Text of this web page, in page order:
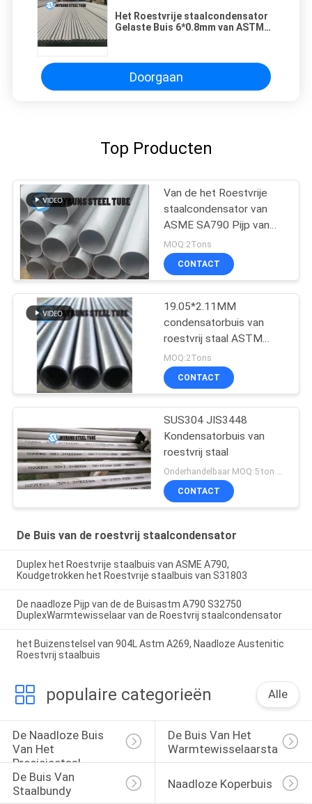
Het Roestvrije staalcondensator
Gelaste Buis 6*0.8mm van ASTM
Doorgaan
Top Producten
Van de het Roestvrije
staalcondensator van
ASME SA790 Pijp van
het de Buisuns S31500
de Duplexroestvrije staal
MOQ:2Tons
CONTACT
19.05*2.11MM
condensatorbuis van
roestvrij staal ASTM
A249 316 316L
MOQ:2Tons
CONTACT
SUS304 JIS3448
Kondensatorbuis van
roestvrij staal
CONTACT
De Buis van de roestvrij staalcondensator
Duplex het Roestvrije staalbuis van ASME A790,
Koudgetrokken het Roestvrije staalbuis van S31803
De naadloze Pijp van de de Buisastm A790 S32750
DuplexWarmtewisselaar van de Roestvrij staalcondensator
het Buizenstelsel van 904L Astm A269, Naadloze Austenitic
Roestvrij staalbuis
populaire categorieën Alle
De Naadloze Buis
Van Het
Precisiestaal
De Buis Van Het
Warmtewisselaarstaal
De Buis Van
Staalbundy
Naadloze Koperbuis